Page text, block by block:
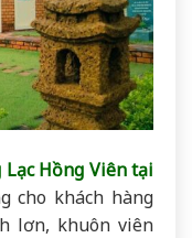
Hồng Viên tại
cho khách hàng
lơn, khuôn viên